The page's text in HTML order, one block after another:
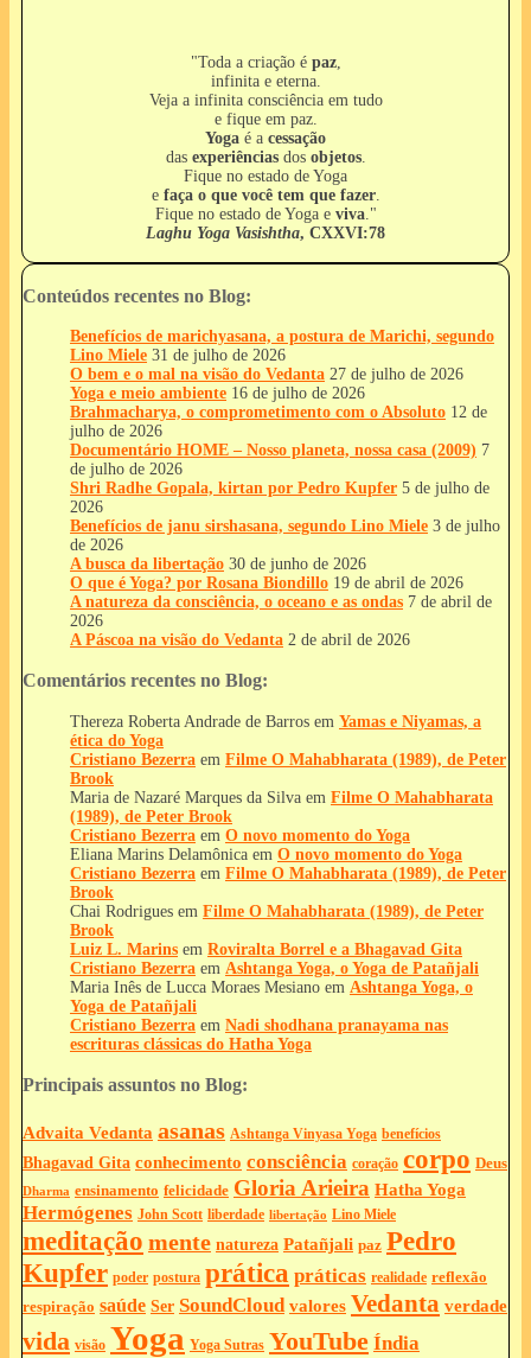
"Toda a criação é paz,
infinita e eterna.
Veja a infinita consciência em tudo
e fique em paz.
Yoga é a cessação
das experiênciasdos objetos.
Fique no estado de Yoga
e faça o que você tem que fazer.
Fique no estado de Yoga e viva."
Laghu Yoga Vasishtha, CXXVI:78
Conteúdos recentes no Blog:
Benefícios de marichyasana, a postura de Marichi, segundo
Lino Miele 31 de julho de 2026
O bem e o mal na visão do Vedanta 27 de julho de 2026
Yoga e meio ambiente 16 de julho de 2026
Brahmacharya, o comprometimento com o Absoluto 12 de
julho de 2026
Documentário HOME – Nosso planeta, nossa casa (2009) 7
de julho de 2026
Shri Radhe Gopala, kirtan por Pedro Kupfer 5 de julho de
2026
Benefícios de janu sirshasana, segundo Lino Miele 3 de julho
de 2026
A busca da libertação 30 de junho de 2026
O que é Yoga? por Rosana Biondillo 19 de abril de 2026
A natureza da consciência, o oceano e as ondas 7 de abril de
2026
A Páscoa na visão do Vedanta 2 de abril de 2026
Comentários recentes no Blog:
Thereza Roberta Andrade de Barros em Yamas e Niyamas, a
ética do Yoga
Cristiano Bezerra em Filme O Mahabharata (1989), de Peter
Brook
Maria de Nazaré Marques da Silva em Filme O Mahabharata
(1989), de Peter Brook
Cristiano Bezerra em O novo momento do Yoga
Eliana Marins Delamônica em O novo momento do Yoga
Cristiano Bezerra em Filme O Mahabharata (1989), de Peter
Brook
Chai Rodrigues em Filme O Mahabharata (1989), de Peter
Brook
Luiz L. Marins em Roviralta Borrel e a Bhagavad Gita
Cristiano Bezerra em Ashtanga Yoga, o Yoga de Patañjali
Maria Inês de Lucca Moraes Mesiano em Ashtanga Yoga, o
Yoga de Patañjali
Cristiano Bezerra em Nadi shodhana pranayama nas
escrituras clássicas do Hatha Yoga
Principais assuntos no Blog:
Advaita Vedanta asanas Ashtanga Vinyasa Yoga benefícios
Bhagavad Gita conhecimento consciência coração corpo Deus
Dharma ensinamento felicidade Gloria Arieira Hatha Yoga
Hermógenes John Scott liberdade libertação Lino Miele
meditação mente natureza Patañjali paz Pedro
Kupfer poder postura prática práticas realidade reflexão
respiração saúde Ser SoundCloud valores Vedanta verdade
vida visão Yoga Yoga Sutras YouTube Índia